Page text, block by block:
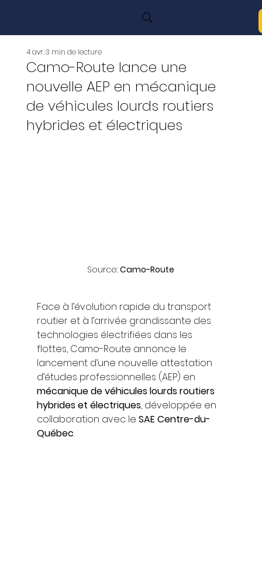
Camo-Route lance une
nouvelle AEP en mécanique
de véhicules lourds routiers
hybrides et électriques
4 avr.3 min de lecture
Source: Camo-Route
Face à l’évolution rapide du transport
routier et à l’arrivée grandissante des
technologies électrifiées dans les
flottes, Camo-Route annonce le
lancement d’une nouvelle attestation
d’études professionnelles (AEP) en
mécanique de véhicules lourds routiers
hybrides et électriques, développée en
collaboration avec le SAE Centre-du-
Québec.